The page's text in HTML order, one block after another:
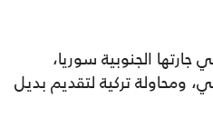
الجنوبية سوريا،
ومحاولة تركية لتقديم بديل